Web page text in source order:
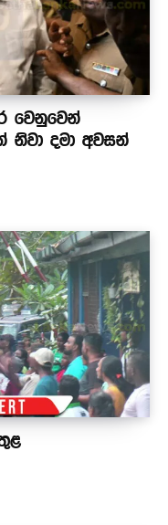
වෙනුවෙන්
දමා අවසන්